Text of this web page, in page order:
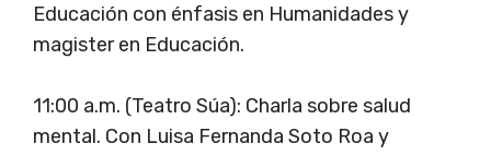
Educación con énfasis en Humanidades y
magister en Educación.
11:00 a.m. (Teatro Súa): Charla sobre salud
mental. Con Luisa Fernanda Soto Roa y